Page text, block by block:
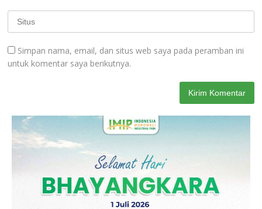
Simpan nama, email, dan situs web saya pada peramban ini
untuk komentar saya berikutnya.